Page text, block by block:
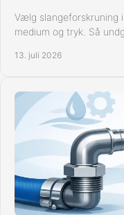
Vælg slangeforskruning
medium og tryk. Så
13. juli 2026